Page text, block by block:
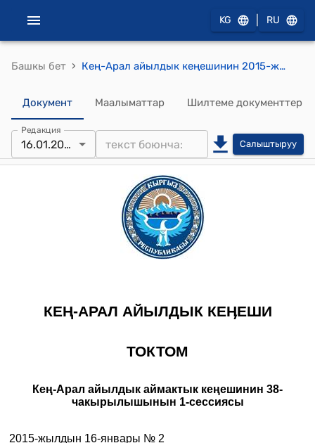
KG RU
Башкы бет › Кең-Арал айылдык кеңешинин 2015-жылдын 16-январындагы № 2 (Кең-Арал айылынын тургуну А.Мухамедовдун айылдагы эски мончонун ордуна кайра жаңы мончо куруу боюнча жерин сурап жазган арызын кароо жөнүндө) токтому
Документ Маалыматтар Шилтеме документтер
Редакция
16.01.2015 Салыштыруу